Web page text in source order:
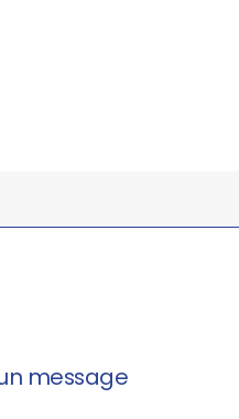
message